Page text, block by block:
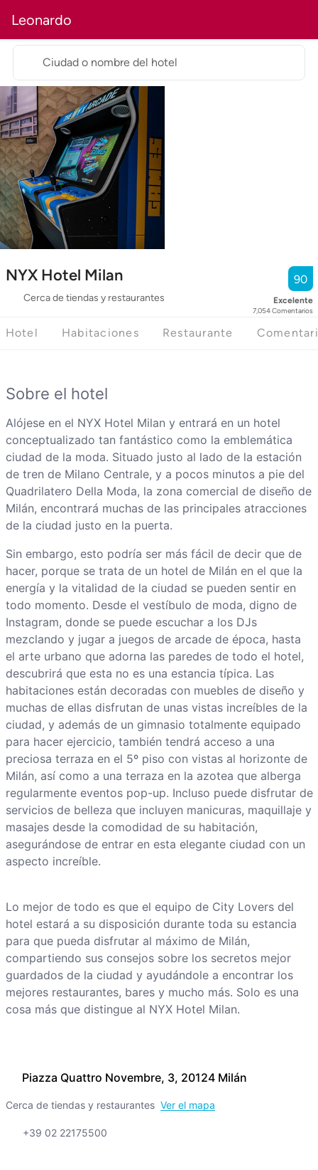
Leonardo
NYX Hotel Milan
Cerca de tiendas y restaurantes
90
Excelente
7,054Comentarios
Ciudad o nombre del hotel
Hotel Habitaciones Restaurante
Piazza Quattro Novembre, 3, 20124 Milán
Cerca de tiendas y restaurantes Ver el mapa
+39 02 22175500
Sobre el hotel
Alójese en el NYX Hotel Milan y entrará en un hotel
conceptualizado tan fantástico como la emblemática
ciudad de la moda. Situado justo al lado de la estación
de tren de Milano Centrale, y a pocos minutos a pie del
Quadrilatero Della Moda, la zona comercial de diseño de
Milán, encontrará muchas de las principales atracciones
de la ciudad justo en la puerta.
Sin embargo, esto podría ser más fácil de decir que de
hacer, porque se trata de un hotel de Milán en el que la
energía y la vitalidad de la ciudad se pueden sentir en
todo momento. Desde el vestíbulo de moda, digno de
Instagram, donde se puede escuchar a los DJs
mezclando y jugar a juegos de arcade de época, hasta
el arte urbano que adorna las paredes de todo el hotel,
descubrirá que esta no es una estancia típica. Las
habitaciones están decoradas con muebles de diseño y
muchas de ellas disfrutan de unas vistas increíbles de la
ciudad, y además de un gimnasio totalmente equipado
para hacer ejercicio, también tendrá acceso a una
preciosa terraza en el 5º piso con vistas al horizonte de
Milán, así como a una terraza en la azotea que alberga
regularmente eventos pop-up. Incluso puede disfrutar de
servicios de belleza que incluyen manicuras, maquillaje y
masajes desde la comodidad de su habitación,
asegurándose de entrar en esta elegante ciudad con un
aspecto increíble.
Lo mejor de todo es que el equipo de City Lovers del
hotel estará a su disposición durante toda su estancia
para que pueda disfrutar al máximo de Milán,
compartiendo sus consejos sobre los secretos mejor
guardados de la ciudad y ayudándole a encontrar los
mejores restaurantes, bares y mucho más. Solo es una
cosa más que distingue al NYX Hotel Milan.